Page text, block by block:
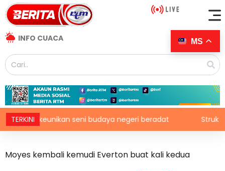
INFO CUACA
TERKINI
keunikan seni budaya negeri beradat Struktur
Moyes kembali kemudi Everton buat kali kedua
MS